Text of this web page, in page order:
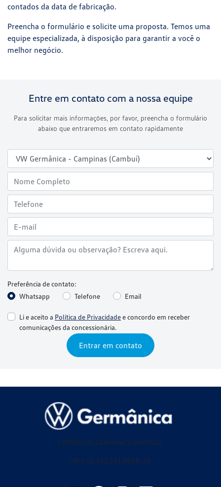
contados da data de fabricação.
Preencha o formulário e solicite uma proposta. Temos uma
equipe especializada, à disposição para garantir a você o
melhor negócio.
Entre em contato com a nossa equipe
Para solicitar mais informações, por favor, preencha o formulário
abaixo que entraremos em contato rapidamente
Preferência de contato:
Whatsapp
Telefone Email
Li e aceito a Política de Privacidadee concordo em receber
comunicações da concessionária.
Entrar em contato
COMERCIAL GERMANICA LIMITADA
CNPJ: 02.952.561/0028-36